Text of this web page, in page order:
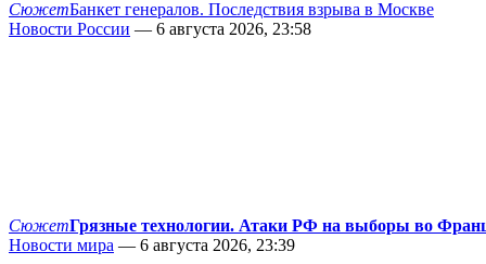
СюжетБанкет генералов. Последствия взрыва в Москве
Новости России — 6 августа 2026, 23:58
СюжетГрязные технологии. Атаки РФ на выборы во
Новости мира — 6 августа 2026, 23:39